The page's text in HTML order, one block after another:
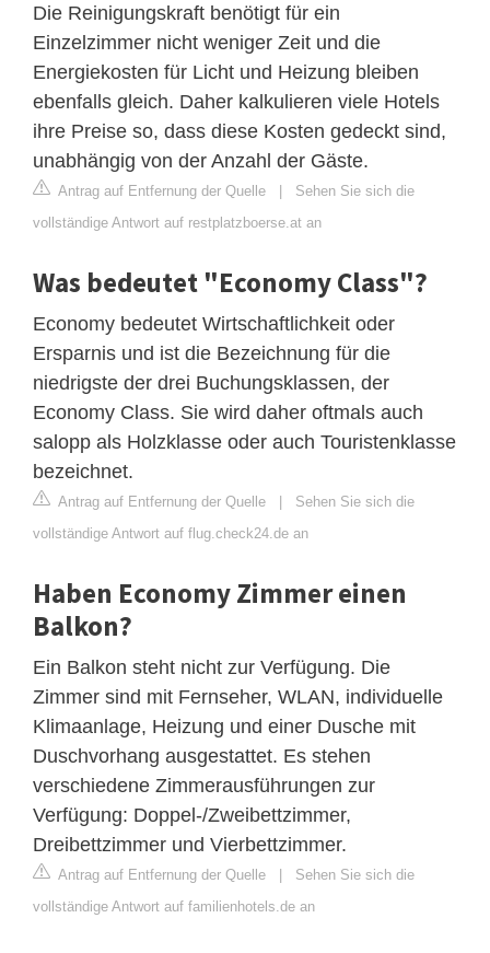
Die Reinigungskraft benötigt für ein
Einzelzimmer nicht weniger Zeit und die
Energiekosten für Licht und Heizung bleiben
ebenfalls gleich. Daher kalkulieren viele Hotels
ihre Preise so, dass diese Kosten gedeckt sind,
unabhängig von der Anzahl der Gäste.
Antrag auf Entfernung der Quelle | Sehen Sie sich die
vollständige Antwort auf restplatzboerse.at an
Was bedeutet "Economy Class"?
Economy bedeutet Wirtschaftlichkeit oder
Ersparnis und ist die Bezeichnung für die
niedrigste der drei Buchungsklassen, der
Economy Class. Sie wird daher oftmals auch
salopp als Holzklasse oder auch Touristenklasse
bezeichnet.
Antrag auf Entfernung der Quelle | Sehen Sie sich die
vollständige Antwort auf flug.check24.de an
Haben Economy Zimmer einen
Balkon?
Ein Balkon steht nicht zur Verfügung. Die
Zimmer sind mit Fernseher, WLAN, individuelle
Klimaanlage, Heizung und einer Dusche mit
Duschvorhang ausgestattet. Es stehen
verschiedene Zimmerausführungen zur
Verfügung: Doppel-/Zweibettzimmer,
Dreibettzimmer und Vierbettzimmer.
Antrag auf Entfernung der Quelle | Sehen Sie sich die
vollständige Antwort auf familienhotels.de an